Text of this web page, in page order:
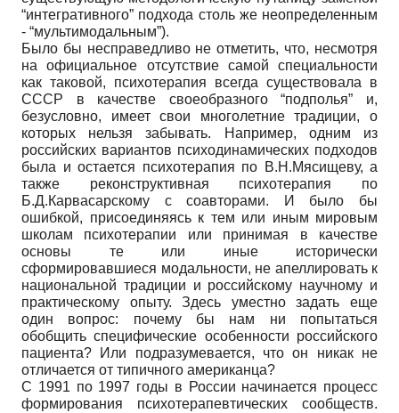
“интегративного” подхода столь же неопределенным
- “мультимодальным”).
Было бы несправедливо не отметить, что, несмотря
на официальное отсутствие самой специальности
как таковой, психотерапия всегда существовала в
СССР в качестве своеобразного “подполья” и,
безусловно, имеет свои многолетние традиции, о
которых нельзя забывать. Например, одним из
российских вариантов психодинамических подходов
была и остается психотерапия по В.Н.Мясищеву, а
также реконструктивная психотерапия по
Б.Д.Карвасарскому с соавторами. И было бы
ошибкой, присоединяясь к тем или иным мировым
школам психотерапии или принимая в качестве
основы те или иные исторически
сформировавшиеся модальности, не апеллировать к
национальной традиции и российскому научному и
практическому опыту. Здесь уместно задать еще
один вопрос: почему бы нам ни попытаться
обобщить специфические особенности российского
пациента? Или подразумевается, что он никак не
отличается от типичного американца?
С 1991 по 1997 годы в России начинается процесс
формирования психотерапевтических сообществ.